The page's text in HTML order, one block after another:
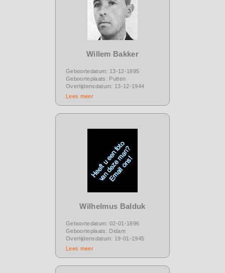
Willem Bakker
Geboortedatum: 13-12-1895
Geboorteplaats: Putten
Overlijdensdatum: 13-12-1944
Lees meer
Wilhelmus Balduk
Geboortedatum: 02-01-1896
Geboorteplaats: Didam
Overlijdensdatum: 19-01-1945
Lees meer